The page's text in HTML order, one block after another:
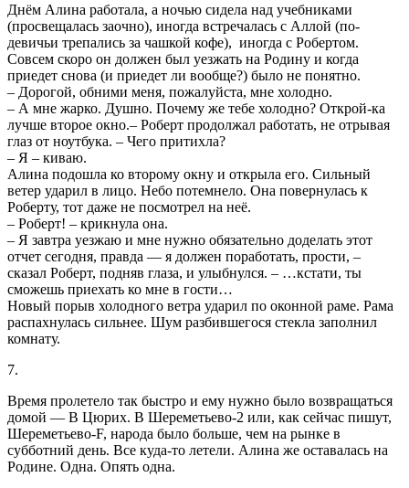
Днём Алина работала, а ночью сидела над учебниками
(просвещалась заочно), иногда встречалась с Аллой (по-
девичьи трепались за чашкой кофе), иногда с Робертом.
Совсем скоро он должен был уезжать на Родину и когда
приедет снова (и приедет ли вообще?) было не понятно.
– Дорогой, обними меня, пожалуйста, мне холодно.
– А мне жарко. Душно. Почему же тебе холодно? Открой-ка
лучше второе окно.– Роберт продолжал работать, не отрывая
глаз от ноутбука. – Чего притихла?
– Я – киваю.
Алина подошла ко второму окну и открыла его. Сильный
ветер ударил в лицо. Небо потемнело. Она повернулась к
Роберту, тот даже не посмотрел на неё.
– Роберт! – крикнула она.
– Я завтра уезжаю и мне нужно обязательно доделать этот
отчет сегодня, правда — я должен поработать, прости, –
сказал Роберт, подняв глаза, и улыбнулся. – …кстати, ты
сможешь приехать ко мне в гости…
Новый порыв холодного ветра ударил по оконной раме. Рама
распахнулась сильнее. Шум разбившегося стекла заполнил
комнату.
7.
Время пролетело так быстро и ему нужно было возвращаться
домой — В Цюрих. В Шереметьево-2 или, как сейчас пишут,
Шереметьево-F, народа было больше, чем на рынке в
субботний день. Все куда-то летели. Алина же оставалась на
Родине. Одна. Опять одна.